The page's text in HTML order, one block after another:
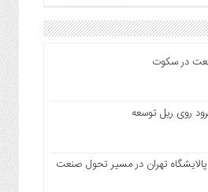
در سکوت
روی ریل توسعه
تهران در مسیر تحول صنعت